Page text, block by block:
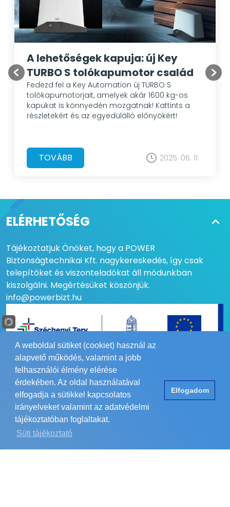
A lehetőségek kapuja: új Key
TURBO S tolókapumotor család
Fedezd fel a Key Automation új TURBO S
tolókapumotorjait, amelyek akár 1600 kg-os
kapukat is könnyedén mozgatnak! Kattints a
részletekért és az egyedülálló előnyökért!
TOVÁBB 2025. 06. 11.
ELÉRHETŐSÉG
Tájékoztatjuk Önöket, hogy a POWER
Biztonságtechnikai Kft. nagykereskedés, így csak
telepítőket és viszonteladókat áll módunkban
kiszolgálni. Megértésüket köszönjük.
info@powerbizt.hu
RÓLUNK
HASZNOS
A weboldal sütiket (cookiet) használ az
alapvető működés, valamint a jobb
felhasználói élmény elérése
érdekében. Az oldal használatával
elfogadja a sütikkel kapcsolatos
irányelveket valamint az adatvédelmi
tájékoztatóban foglaltakat.
Süti tájékoztató
Elfogadom